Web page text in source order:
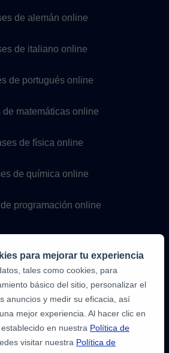
de alemán online
de italiano online
de portugués online
de matemáticas online
de física online
de química online
programación online
9,6/10
1.339.284
opiniones
para mejorar tu experiencia
tales como cookies, para
básico del sitio, personalizar el
anuncios y medir su eficacia, así
mejor experiencia. Al hacer clic en
en nuestra Política de
visitar nuestra Política de